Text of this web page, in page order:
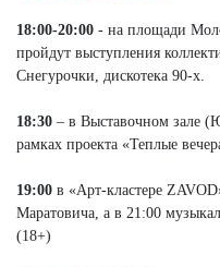
18:00-20:00 - на площади
пройдут выступления
Снегурочки, дискотека 90-х.
18:30 – в Выставочном зале
рамках проекта «Теплые
19:00 в «Арт-кластере
Маратовича, а в 21:00
(18+)